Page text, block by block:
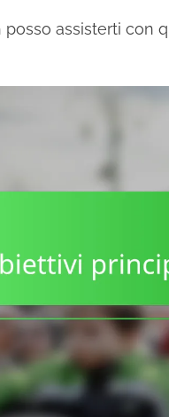
posso assisterti con